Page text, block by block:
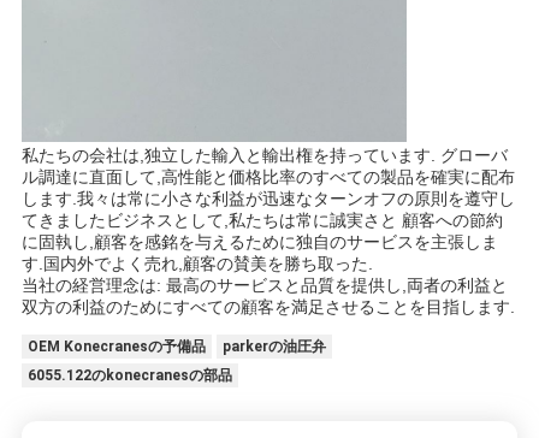
私たちの会社は,独立した輸入と輸出権を持っています. グローバ
ル調達に直面して,高性能と価格比率のすべての製品を確実に配布
します.我々は常に小さな利益が迅速なターンオフの原則を遵守し
てきましたビジネスとして,私たちは常に誠実さと 顧客への節約
に固執し,顧客を感銘を与えるために独自のサービスを主張しま
す.国内外でよく売れ,顧客の賛美を勝ち取った.
当社の経営理念は: 最高のサービスと品質を提供し,両者の利益と
双方の利益のためにすべての顧客を満足させることを目指します.
OEM Konecranesの予備品
parkerの油圧弁
6055.122のkonecranesの部品